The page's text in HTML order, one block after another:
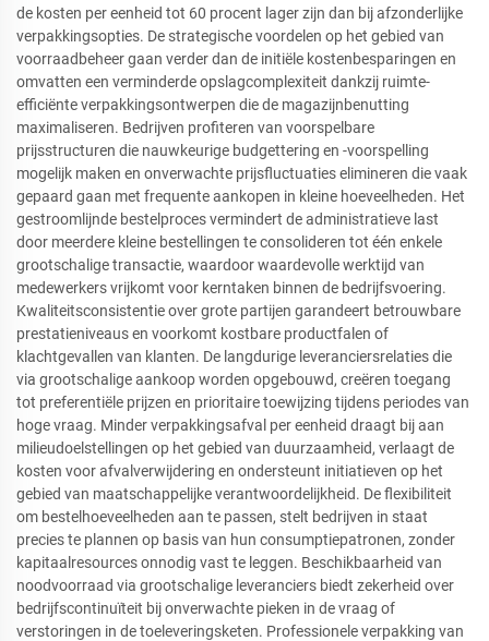
de kosten per eenheid tot 60 procent lager zijn dan bij afzonderlijke
verpakkingsopties. De strategische voordelen op het gebied van
voorraadbeheer gaan verder dan de initiële kostenbesparingen en
omvatten een verminderde opslagcomplexiteit dankzij ruimte-
efficiënte verpakkingsontwerpen die de magazijnbenutting
maximaliseren. Bedrijven profiteren van voorspelbare
prijsstructuren die nauwkeurige budgettering en -voorspelling
mogelijk maken en onverwachte prijsfluctuaties elimineren die vaak
gepaard gaan met frequente aankopen in kleine hoeveelheden. Het
gestroomlijnde bestelproces vermindert de administratieve last
door meerdere kleine bestellingen te consolideren tot één enkele
grootschalige transactie, waardoor waardevolle werktijd van
medewerkers vrijkomt voor kerntaken binnen de bedrijfsvoering.
Kwaliteitsconsistentie over grote partijen garandeert betrouwbare
prestatieniveaus en voorkomt kostbare productfalen of
klachtgevallen van klanten. De langdurige leveranciersrelaties die
via grootschalige aankoop worden opgebouwd, creëren toegang
tot preferentiële prijzen en prioritaire toewijzing tijdens periodes van
hoge vraag. Minder verpakkingsafval per eenheid draagt bij aan
milieudoelstellingen op het gebied van duurzaamheid, verlaagt de
kosten voor afvalverwijdering en ondersteunt initiatieven op het
gebied van maatschappelijke verantwoordelijkheid. De flexibiliteit
om bestelhoeveelheden aan te passen, stelt bedrijven in staat
precies te plannen op basis van hun consumptiepatronen, zonder
kapitaalresources onnodig vast te leggen. Beschikbaarheid van
noodvoorraad via grootschalige leveranciers biedt zekerheid over
bedrijfscontinuïteit bij onverwachte pieken in de vraag of
verstoringen in de toeleveringsketen. Professionele verpakking van